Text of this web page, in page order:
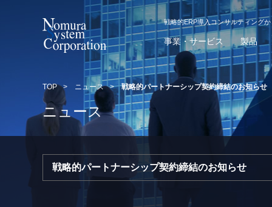
戦略的ERP導入コンサルティング
事業・サービス 製品
TOP > ニュース >戦略的パートナーシップ契約締結のお知らせ
ニュース
戦略的パートナーシップ契約締結のお知らせ